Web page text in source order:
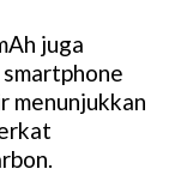
juga
menunjukkan